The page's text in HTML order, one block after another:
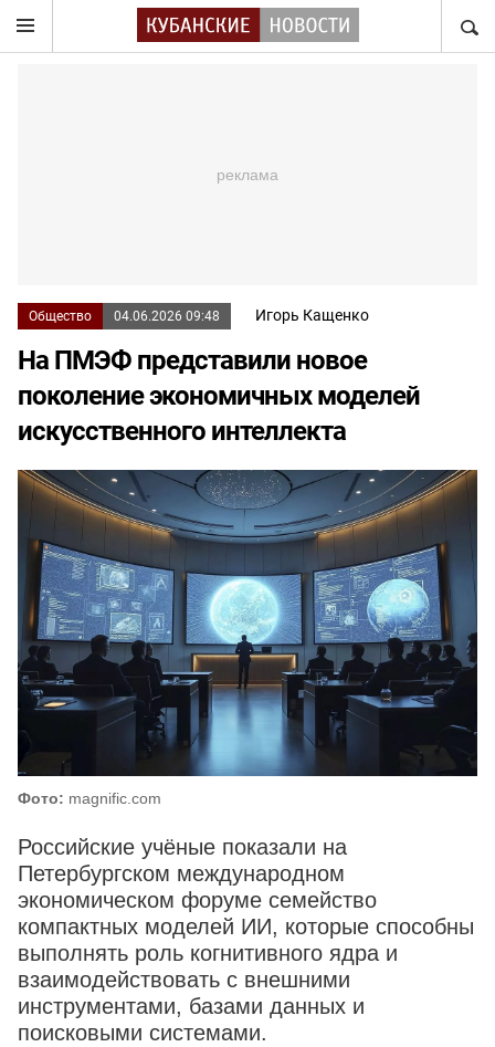
Общество 04.06.2026 09:48 Игорь Кащенко
На ПМЭФ представили новое
поколение экономичных моделей
искусственного интеллекта
Фото: magnific.com
Российские учёные показали на
Петербургском международном
экономическом форуме семейство
компактных моделей ИИ, которые способны
выполнять роль когнитивного ядра и
взаимодействовать с внешними
инструментами, базами данных и
поисковыми системами.